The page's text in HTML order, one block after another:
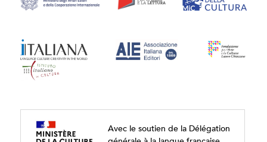
Avec le soutien de la Délégation